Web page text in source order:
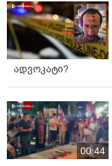
ადვოკატი?
00:44